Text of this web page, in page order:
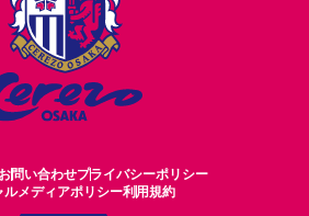
お問い合わせプライバシーポリシー
ルメディアポリシー利用規約